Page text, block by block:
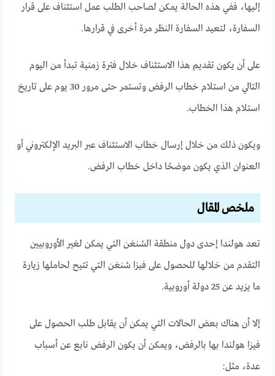
إليها، ففي هذه الحالة يمكن لصاحب الطلب عمل استئناف على قرار
السفارة، لتعيد السفارة النظر مرة أخرى في قرارها.
على أن يكون تقديم هذا الاستئناف خلال فترة زمنية تبدأ من اليوم
التالي من استلام خطاب الرفض وتستمر حتى مرور 30 يوم على تاريخ
استلام هذا الخطاب.
ويكون ذلك من خلال إرسال خطاب الاستئناف عبر البريد الإلكتروني أو
العنوان الذي يكون موضحًا داخل خطاب الرفض.
ملخص المقال
تعد هولندا إحدى دول منطقة الشنغن التي يمكن لغير الأوروبيين
التقدم من خلالها للحصول على فيزا شنغن التي تتيح لحاملها زيارة
ما يزيد عن 25 دولة أوروبية.
إلا أن هناك بعض الحالات التي يمكن أن يقابل طلب الحصول على
فيزا هولندا بها بالرفض، ويمكن أن يكون الرفض نابع عن أسباب
عدة، مثل: